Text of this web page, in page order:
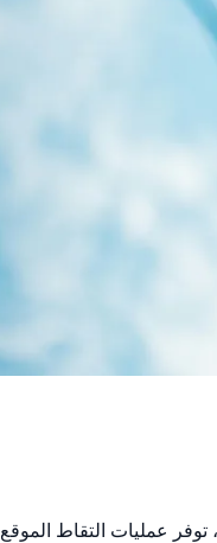
ضروريًا لتلبية المواعيد النهائية وضمان نجاح المشروع. من خلال التقاط الواقع بزاوية 360 درجة، توفر عمليات التقاط الموقع